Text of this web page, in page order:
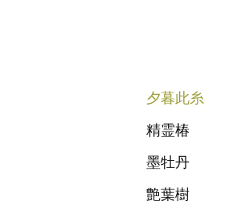
夕暮此糸
精霊椿
墨牡丹
艶葉樹